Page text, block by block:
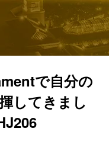
で自分の
してきまし